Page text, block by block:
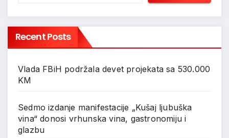
Recent Posts
Vlada FBiH podržala devet projekata sa 530.000
KM
Sedmo izdanje manifestacije „Kušaj ljubuška
vina“ donosi vrhunska vina, gastronomiju i
glazbu